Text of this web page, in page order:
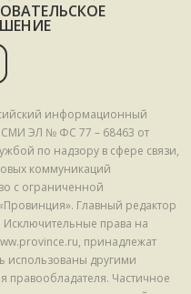
информационный
СМИ ЭЛ № ФС 77 – 68463 от
по надзору в сфере связи,
коммуникаций
с ограниченной
Главный редактор
права на
принадлежат
использованы другими
Частичное